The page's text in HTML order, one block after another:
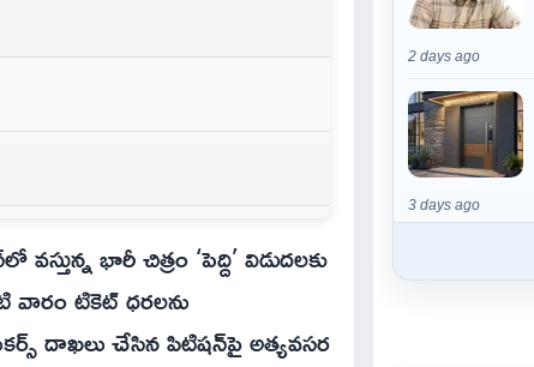
భారీ చిత్రం ‘పెద్ది’ విడుదలకు
టికెట్ ధరలను
దాఖలు చేసిన పిటిషన్‌పై అత్యవసర
2 days ago
3 days ago